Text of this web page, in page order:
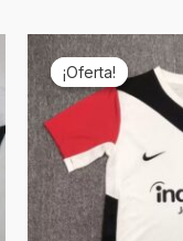
¡Oferta!
¡Oferta!
El
precio
original
era:
€69,90.
El
precio
actual
es:
€19,90.